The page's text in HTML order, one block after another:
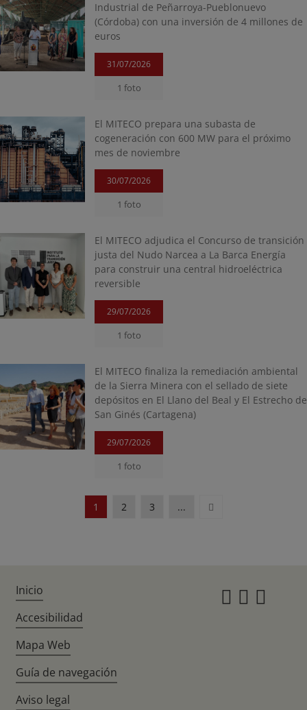
Industrial de Peñarroya-Pueblonuevo
(Córdoba) con una inversión de 4 millones de
euros
31/07/2026
1 foto
El MITECO prepara una subasta de
cogeneración con 600 MW para el próximo
mes de noviembre
30/07/2026
1 foto
El MITECO adjudica el Concurso de transición
justa del Nudo Narcea a La Barca Energía
para construir una central hidroeléctrica
reversible
29/07/2026
1 foto
El MITECO finaliza la remediación ambiental
de la Sierra Minera con el sellado de siete
depósitos en El Llano del Beal y El Estrecho de
San Ginés (Cartagena)
29/07/2026
1 foto
1 2 3 ... Siguiente
Inicio
Accesibilidad
Mapa Web
Guía de navegación
Aviso legal